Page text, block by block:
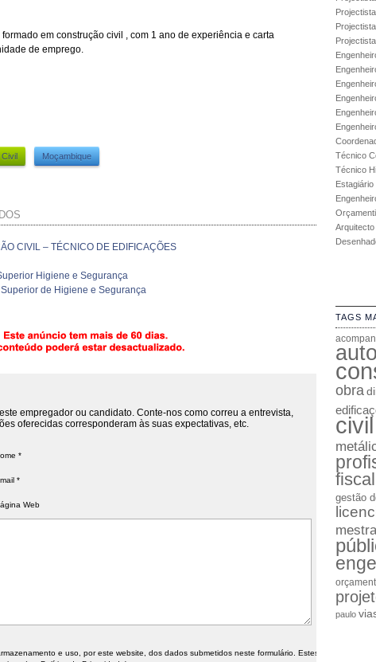
em construção civil , com 1 ano de experiência e carta
de emprego.
Moçambique
CIVIL – TÉCNICO DE EDIFICAÇÕES
Higiene e Segurança
de Higiene e Segurança
empregador ou candidato. Conte-nos como correu a entrevista,
oferecidas corresponderam às suas expectativas, etc.
*
*
Web
e uso, por este website, dos dados submetidos neste formulário. Estes
Técnico
Técnico
Estagiário
Arquitecto
TAGS
obra
civil
gestão
paulo